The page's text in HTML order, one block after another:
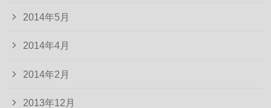
2014年5月
2014年4月
2014年2月
2013年12月